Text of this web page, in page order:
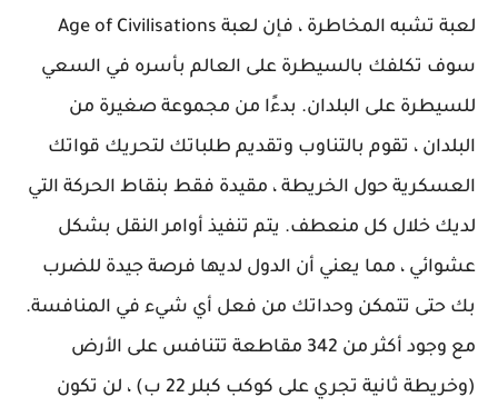
لعبة تشبه المخاطرة ، فإن لعبة Age of Civilisations
سوف تكلفك بالسيطرة على العالم بأسره في السعي
للسيطرة على البلدان. بدءًا من مجموعة صغيرة من
البلدان ، تقوم بالتناوب وتقديم طلباتك لتحريك قواتك
العسكرية حول الخريطة ، مقيدة فقط بنقاط الحركة التي
لديك خلال كل منعطف. يتم تنفيذ أوامر النقل بشكل
عشوائي ، مما يعني أن الدول لديها فرصة جيدة للضرب
بك حتى تتمكن وحداتك من فعل أي شيء في المنافسة.
مع وجود أكثر من 342 مقاطعة تتنافس على الأرض
(وخريطة ثانية تجري على كوكب كبلر 22 ب) ، لن تكون